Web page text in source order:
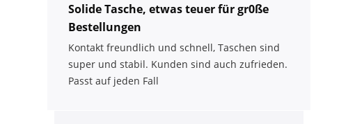
Solide Tasche, etwas teuer für gr0ße
Bestellungen
Kontakt freundlich und schnell, Taschen sind
super und stabil. Kunden sind auch zufrieden.
Passt auf jeden Fall